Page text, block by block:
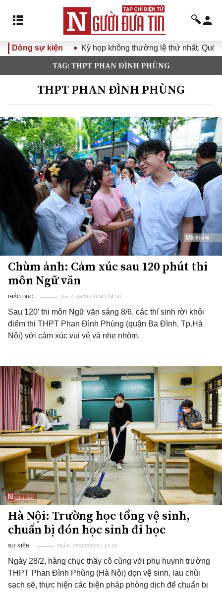
Dòng sự kiệnKỳ họp không thường lệ thứ nhất, Quốc hội
TAG: THPT PHAN ĐÌNH PHÙNG
THPT PHAN ĐÌNH PHÙNG
Chùm ảnh: Cảm xúc sau 120 phút thi
môn Ngữ văn
GIÁO DỤC Thứ 7, 08/06/2024 | 14:50
Sau 120’ thi môn Ngữ văn sáng 8/6, các thí sinh rời khỏi
điểm thi THPT Phan Đình Phùng (quận Ba Đình, Tp.Hà
Nội) với cảm xúc vui vẻ và nhẹ nhõm.
Hà Nội: Trường học tổng vệ sinh,
chuẩn bị đón học sinh đi học
SỰ KIỆN Thứ 6, 28/02/2020 | 16:10
Ngày 28/2, hàng chục thầy cô cùng với phụ huynh trường
THPT Phan Đình Phùng (Hà Nội) dọn vệ sinh, lau chùi
sạch sẽ, thực hiện các biện pháp phòng dịch để chuẩn bị